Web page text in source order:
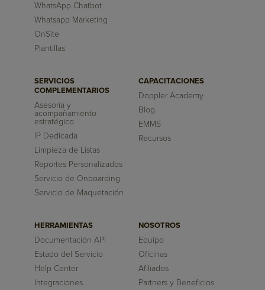
WhatsApp Chatbot
Whatsapp Marketing
OnSite
Plantillas
SERVICIOS
COMPLEMENTARIOS
Asesoría y
acompañamiento
estratégico
IP Dedicada
Limpieza de Listas
Reportes Personalizados
Servicio de Onboarding
Servicio de Maquetación
CAPACITACIONES
Doppler Academy
Blog
EMMS
Recursos
HERRAMIENTAS
Documentación API
Estado del Servicio
Help Center
Integraciones
NOSOTROS
Equipo
Oficinas
Afiliados
Partners y Beneficios